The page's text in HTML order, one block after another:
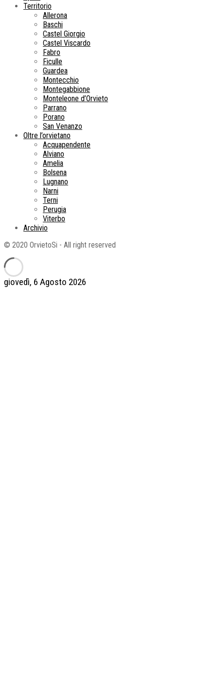
giovedì, 6 Agosto 2026
Territorio
Allerona
Baschi
Castel Giorgio
Castel Viscardo
Fabro
Ficulle
Guardea
Montecchio
Montegabbione
Monteleone d’Orvieto
Parrano
Porano
San Venanzo
Oltre l’orvietano
Acquapendente
Alviano
Amelia
Bolsena
Lugnano
Narni
Terni
Perugia
Viterbo
Archivio
© 2020 OrvietoSi - All right reserved